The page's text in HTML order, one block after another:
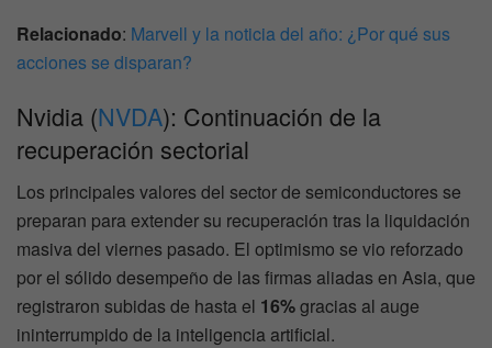
Relacionado: Marvell y la noticia del año: ¿Por qué sus
acciones se disparan?
Nvidia (NVDA): Continuación de la
recuperación sectorial
Los principales valores del sector de semiconductores se
preparan para extender su recuperación tras la liquidación
masiva del viernes pasado. El optimismo se vio reforzado
por el sólido desempeño de las firmas aliadas en Asia, que
registraron subidas de hasta el 16%gracias al auge
ininterrumpido de la inteligencia artificial.